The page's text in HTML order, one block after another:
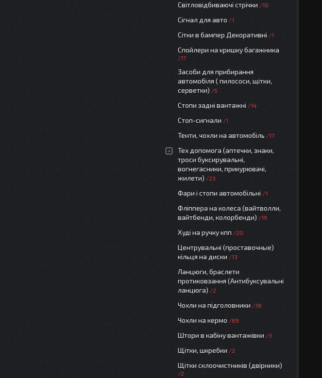
Світловідбиваючі стрічки 10
Сігнал для авто 1
Сітки в бампер Декоративні 1
Спойлери на кришку багажника
17
Засоби для прибирання
автомобіля ( пилососи, щітки,
серветки)
5
Стопи задні вантажні 14
Стоп-сигнали 1
Тенти, чохли на автомобіль 17
Тех допомога (аптечки, знаки,
троси буксирувальні,
вогнегасники, прикурювачі,
жилети)
23
Фари і стопи автомобільні 1
Фліппера на колеса (вайтволли,
вайтбенди, колорбенди)
19
Худі на ручку кпп 20
Центрувальні (проставочные)
кільця на диски
13
Ланцюги, браслети
протиковзання (Антибуксувальні
ланцюга)
2
Чохли на підголовники 36
Чохли на кермо 89
Штори в кабіну вантажівки 3
Щітки, шкребки 2
Щітки склоочистників (двірники)
2